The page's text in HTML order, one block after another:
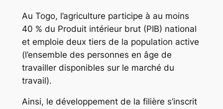
Au Togo, l’agriculture participe à au moins
40 % du Produit intérieur brut (PIB) national
et emploie deux tiers de la population active
(l’ensemble des personnes en âge de
travailler disponibles sur le marché du
travail).
Ainsi, le développement de la filière s’inscrit